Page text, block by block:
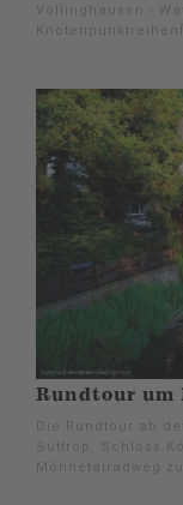
Völlinghausen -
Rundtour um
Die Rundtour ab
Suttrop, Schloss
Möhnetalradweg